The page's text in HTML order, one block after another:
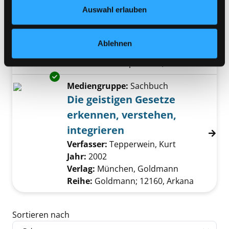
Auswahl erlauben
Ablehnen
Exemplar-Details von Der Weg zum Glück
Sinn im Leben finden
Verfasser:Dalai Lama <XIV.>Suche nach
2004
Exemplar-Details von Die geistigen Gesetze
Mediengruppe: Sachbuch
Die geistigen Gesetze
erkennen, verstehen,
integrieren
Verfasser: Tepperwein, Kurt
Jahr: 2002
Verlag: München, Goldmann
Reihe: Goldmann; 12160, Arkana
Zu den Suchfiltern springen
Sortieren nach